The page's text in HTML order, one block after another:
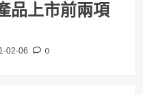
品上市前兩項
02-06 0